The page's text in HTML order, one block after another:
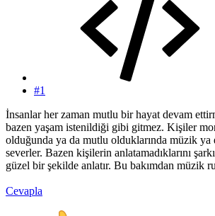
#1
İnsanlar her zaman mutlu bir hayat devam
bazen yaşam istenildiği gibi gitmez. Kişiler
olduğunda ya da mutlu olduklarında müzik
severler. Bazen kişilerin anlatamadıklarını
güzel bir şekilde anlatır. Bu bakımdan müzik
Cevapla